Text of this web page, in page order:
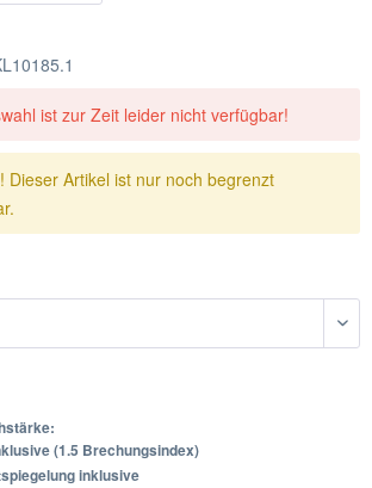
ist zur Zeit leider nicht verfügbar!
Dieser Artikel ist nur noch begrenzt
(1.5 Brechungsindex)
inklusive